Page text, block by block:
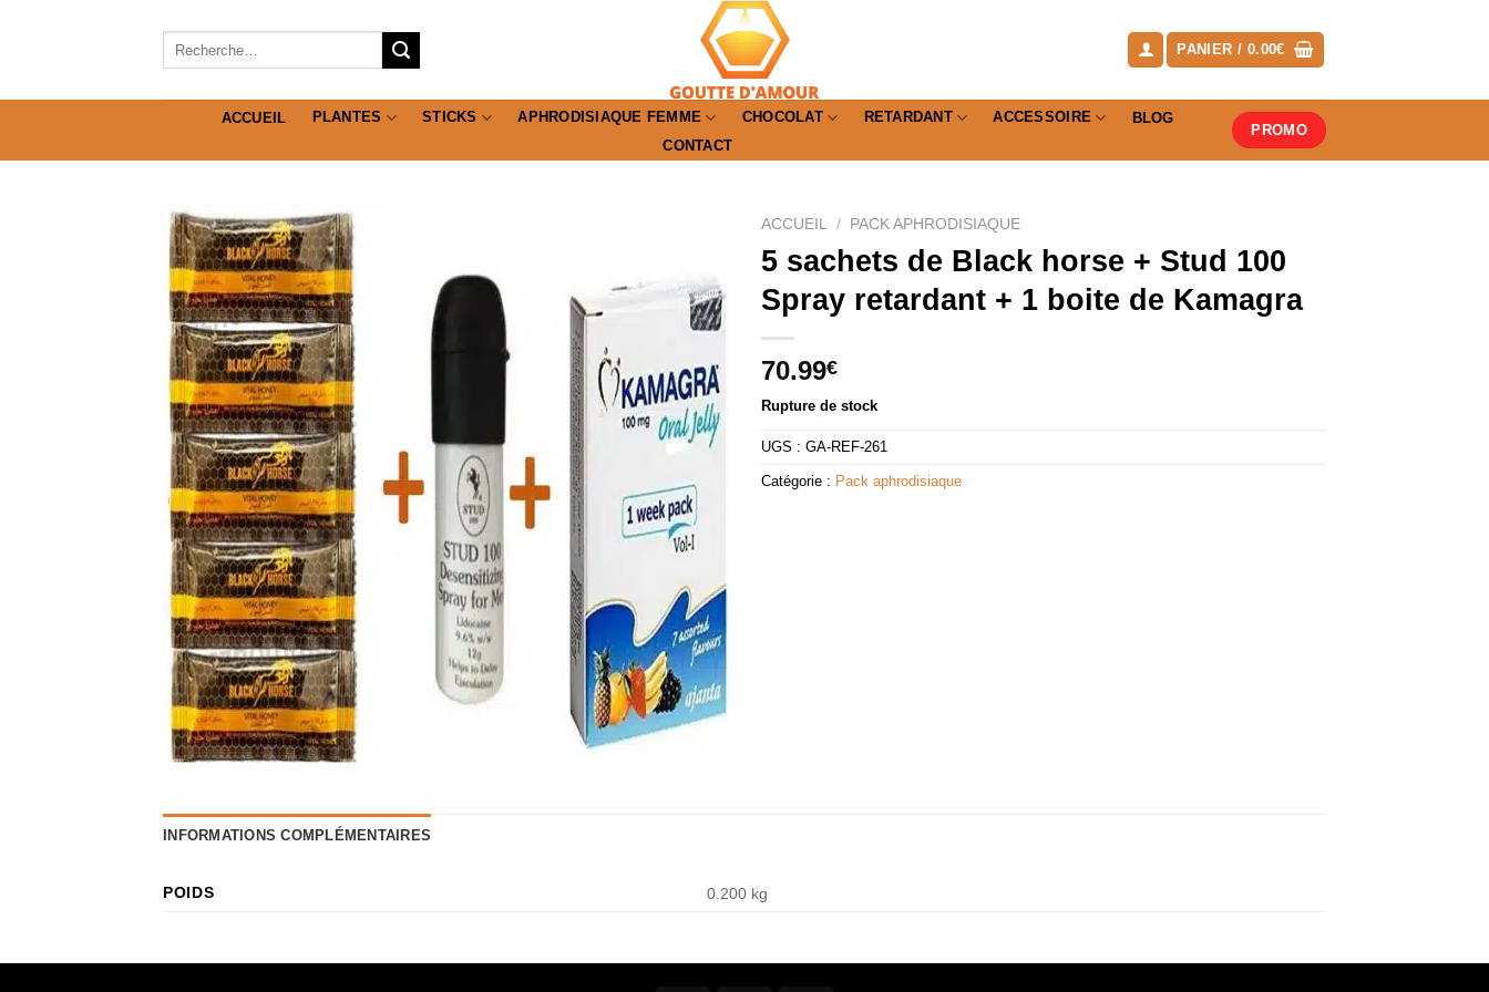
PANIER / 0.00€
ACCUEIL PLANTES STICKS APHRODISIAQUE FEMME CHOCOLAT RETARDANT ACCESSOIRE
BLOG
CONTACT
PROMO
ACCUEIL / PACK APHRODISIAQUE
5 sachets de Black horse + Stud 100
Spray retardant + 1 boite de Kamagra
70.99€
Rupture de stock
UGS : GA-REF-261
Catégorie : Pack aphrodisiaque
INFORMATIONS COMPLÉMENTAIRES
POIDS 0.200 kg